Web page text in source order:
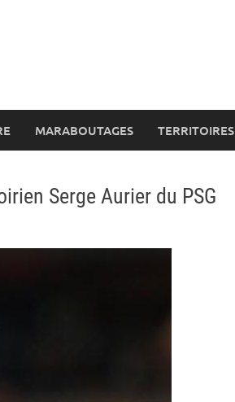
MARABOUTAGES TERRITOIRES
Serge Aurier du PSG